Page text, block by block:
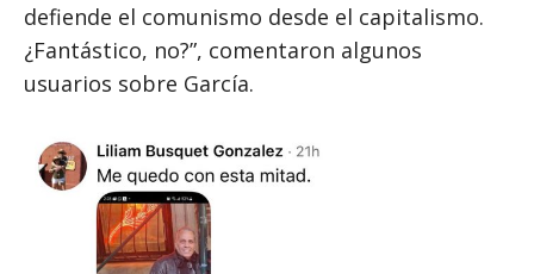
defiende el comunismo desde el capitalismo.
¿Fantástico, no?”, comentaron algunos
usuarios sobre García.